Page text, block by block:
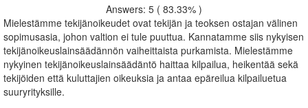
Answers: 5 ( 83.33% )
Mielestämme tekijänoikeudet ovat tekijän ja teoksen ostajan välinen
sopimusasia, johon valtion ei tule puuttua. Kannatamme siis nykyisen
tekijänoikeuslainsäädännön vaiheittaista purkamista. Mielestämme
nykyinen tekijänoikeuslainsäädäntö haittaa kilpailua, heikentää sekä
tekijöiden että kuluttajien oikeuksia ja antaa epäreilua kilpailuetua
suuryrityksille.